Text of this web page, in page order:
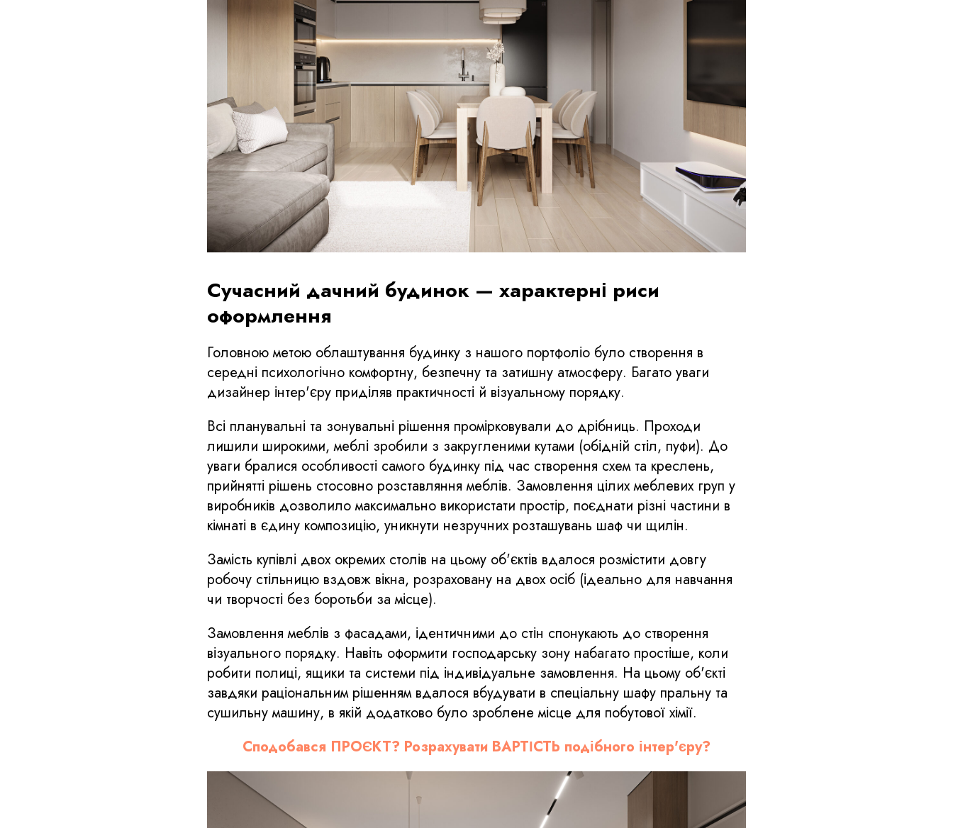
Сучасний дачний будинок — характерні риси
оформлення
Головною метою облаштування будинку з нашого портфоліо було створення в
середні психологічно комфортну, безпечну та затишну атмосферу. Багато уваги
дизайнер інтер'єру приділяв практичності й візуальному порядку.
​Всі планувальні та зонувальні рішення промірковували до дрібниць. Проходи
лишили широкими, меблі зробили з закругленими кутами (обідній стіл, пуфи). До
уваги бралися особливості самого будинку під час створення схем та креслень,
прийнятті рішень стосовно розставляння меблів. Замовлення цілих меблевих груп у
виробників дозволило максимально використати простір, поєднати різні частини в
кімнаті в єдину композицію, уникнути незручних розташувань шаф чи щилін.
Замість купівлі двох окремих столів на цьому об'єктів вдалося розмістити довгу
робочу стільницю вздовж вікна, розраховану на двох осіб (ідеально для навчання
чи творчості без боротьби за місце).
Замовлення меблів з фасадами, ідентичними до стін спонукають до створення
візуального порядку. Навіть оформити господарську зону набагато простіше, коли
робити полиці, ящики та системи під індивідуальне замовлення. На цьому об'єкті
завдяки раціональним рішенням вдалося вбудувати в спеціальну шафу пральну та
сушильну машину, в якій додатково було зроблене місце для побутової хімії.
Сподобався ПРОЄКТ? Розрахувати ВАРТІСТЬ подібного інтер'єру?